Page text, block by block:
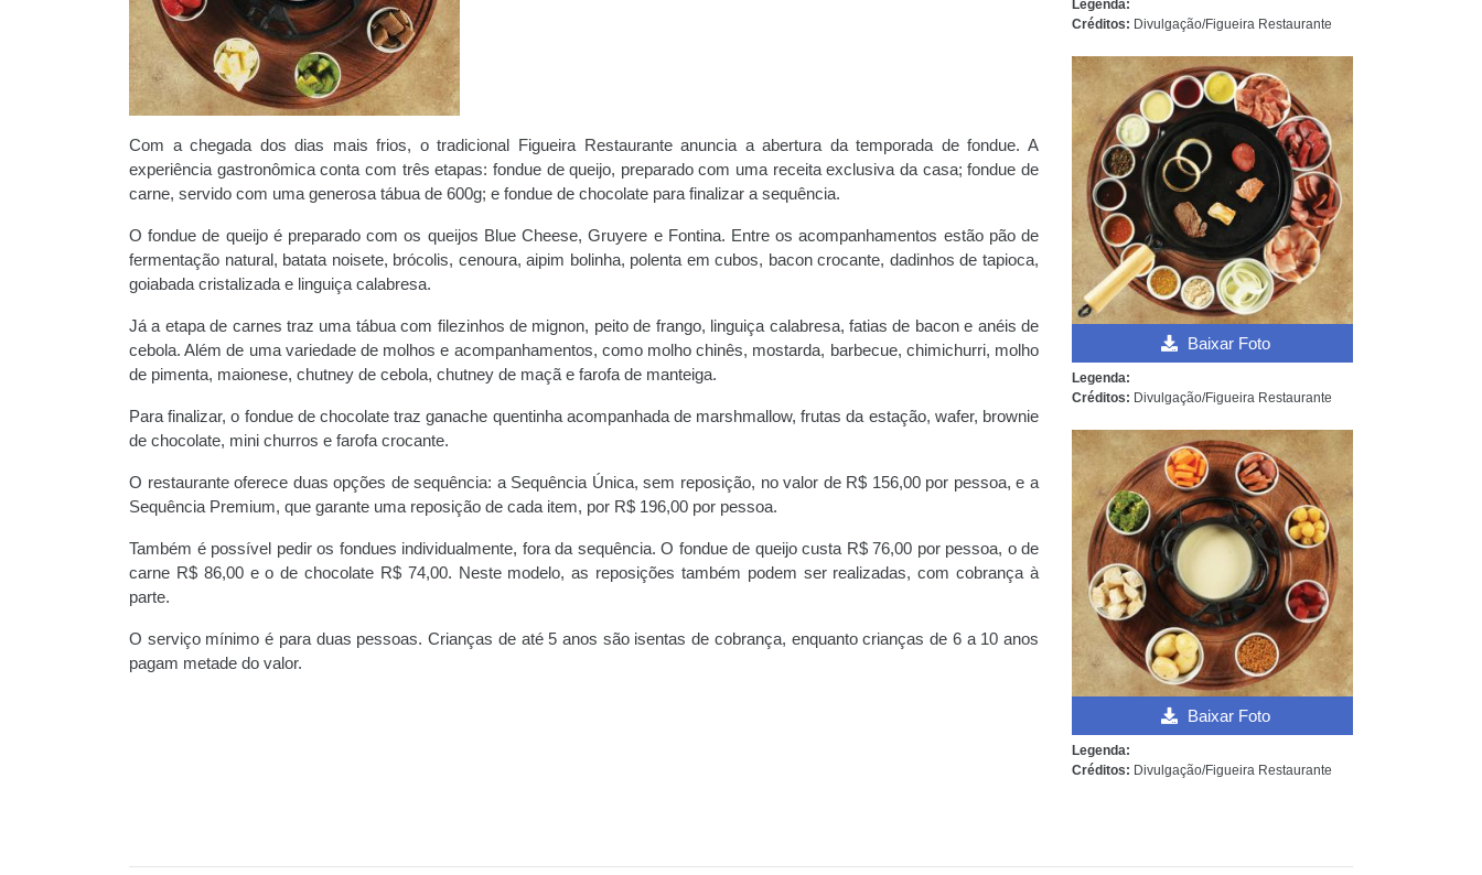
Com a chegada dos dias mais frios, o tradicional Figueira Restaurante anuncia a abertura da temporada de fondue. A
experiência gastronômica conta com três etapas: fondue de queijo, preparado com uma receita exclusiva da casa; fondue de
carne, servido com uma generosa tábua de 600g; e fondue de chocolate para finalizar a sequência.
O fondue de queijo é preparado com os queijos Blue Cheese, Gruyere e Fontina. Entre os acompanhamentos estão pão de
fermentação natural, batata noisete, brócolis, cenoura, aipim bolinha, polenta em cubos, bacon crocante, dadinhos de tapioca,
goiabada cristalizada e linguiça calabresa.
Já a etapa de carnes traz uma tábua com filezinhos de mignon, peito de frango, linguiça calabresa, fatias de bacon e anéis de
cebola. Além de uma variedade de molhos e acompanhamentos, como molho chinês, mostarda, barbecue, chimichurri, molho
de pimenta, maionese, chutney de cebola, chutney de maçã e farofa de manteiga.
Para finalizar, o fondue de chocolate traz ganache quentinha acompanhada de marshmallow, frutas da estação, wafer, brownie
de chocolate, mini churros e farofa crocante.
O restaurante oferece duas opções de sequência: a Sequência Única, sem reposição, no valor de R$ 156,00 por pessoa, e a
Sequência Premium, que garante uma reposição de cada item, por R$ 196,00 por pessoa.
Também é possível pedir os fondues individualmente, fora da sequência. O fondue de queijo custa R$ 76,00 por pessoa, o de
carne R$ 86,00 e o de chocolate R$ 74,00. Neste modelo, as reposições também podem ser realizadas, com cobrança à
parte.
O serviço mínimo é para duas pessoas. Crianças de até 5 anos são isentas de cobrança, enquanto crianças de 6 a 10 anos
pagam metade do valor.
Legenda:
Créditos: Divulgação/Figueira Restaurante
Baixar Foto
Legenda:
Créditos: Divulgação/Figueira Restaurante
Baixar Foto
Legenda:
Créditos: Divulgação/Figueira Restaurante